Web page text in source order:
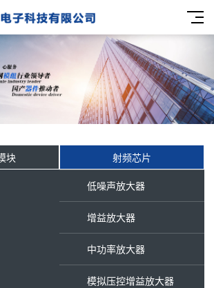
块 射频芯片
低噪声放大器
增益放大器
中功率放大器
模拟压控增益放大器